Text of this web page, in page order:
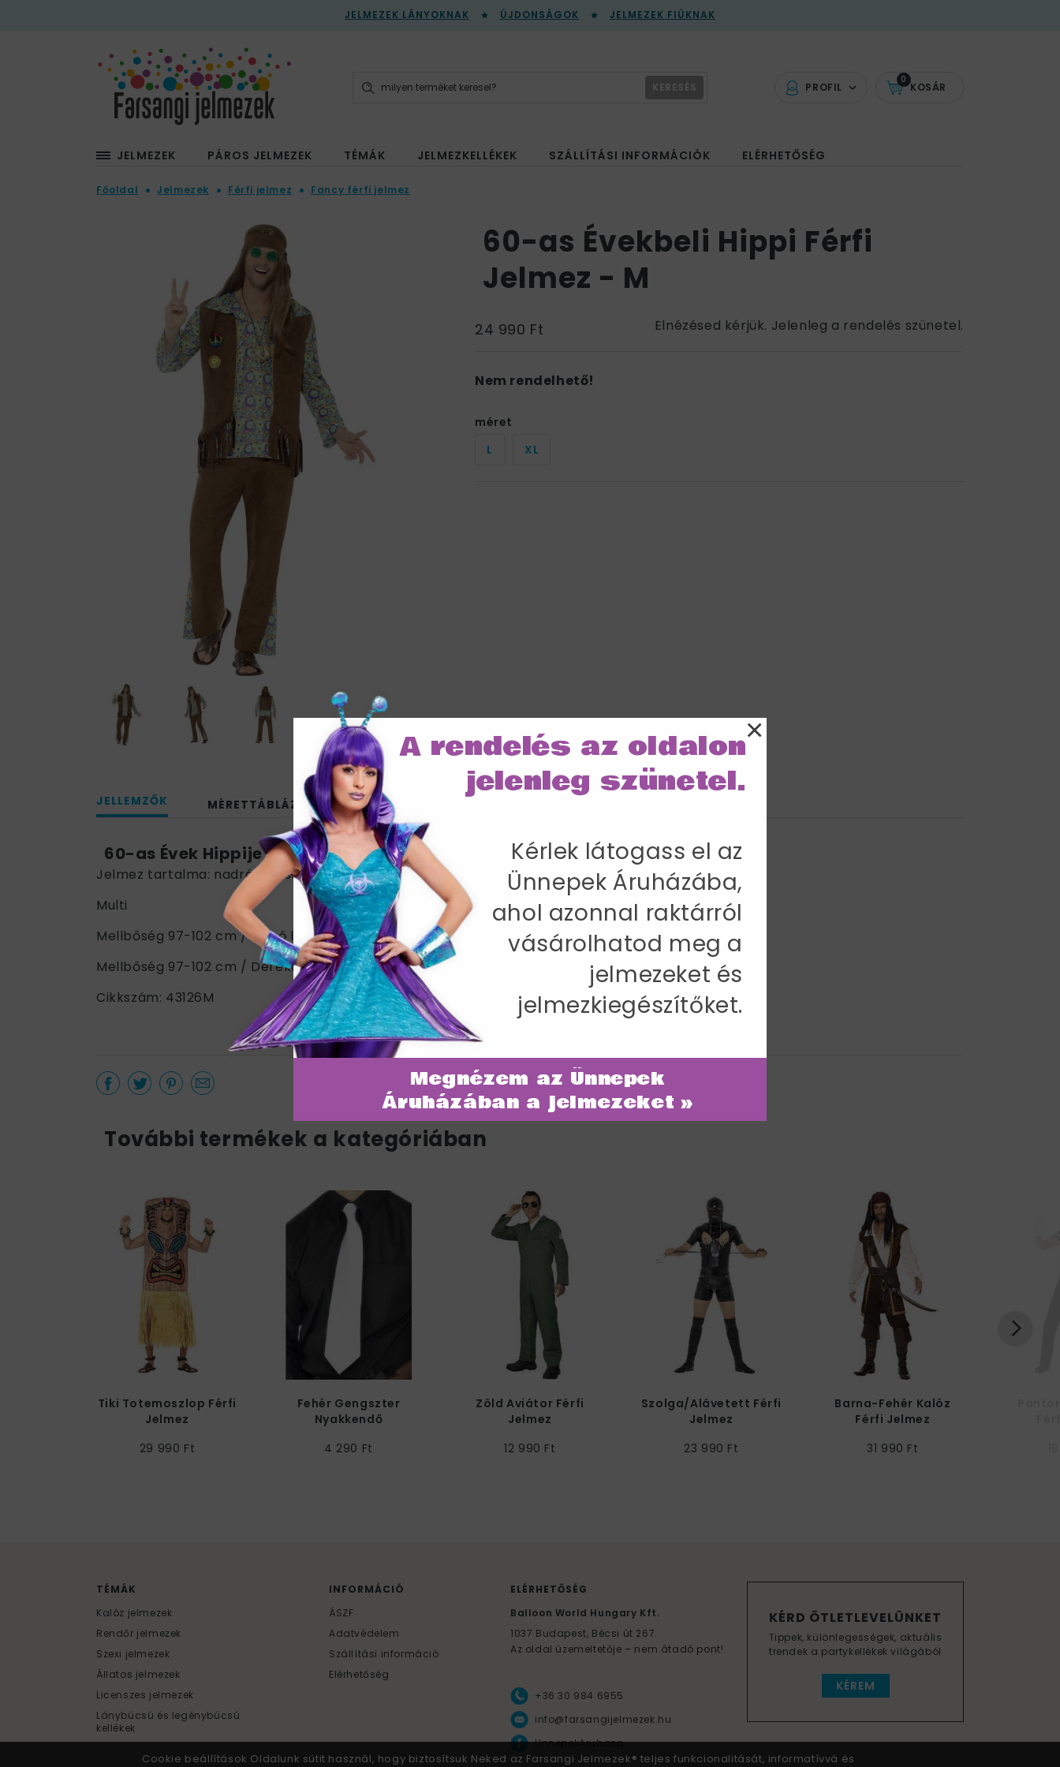
JELMEZEK LÁNYOKNAK ÚJDONSÁGOK JELMEZEK FIÚKNAK
PROFIL KOSÁR
0
KERESÉS
JELMEZEK PÁROS JELMEZEK TÉMÁK JELMEZKELLÉKEK SZÁLLÍTÁSI INFORMÁCIÓK ELÉRHETŐSÉG
Főoldal Jelmezek Férfi jelmez Fancy férfi jelmez
60-as Évekbeli Hippi Férfi
Jelmez - M
24 990 Ft Elnézésed kérjük. Jelenleg a rendelés szünetel.
Nem rendelhető!
méret
L
XL
JELLEMZŐK MÉRETTÁBLÁZAT SZÁLLÍTÁS
60-as Évek Hippije Férfi Jelmez - M
Jelmez tartalma: nadrág, hosszú ujjú felső, mellény, nyaklánc és hajpánt.
Multi
Mellbőség 97-102 cm / Belső lábhossz 83 cm
Mellbőség 97-102 cm / Derékbőség 81-86 cm / Belső lábhossz 83 cm
Cikkszám: 43126M
További termékek a kategóriában
Tiki Totemoszlop Férfi
Jelmez
29 990 Ft
Fehér Gengszter
Nyakkendő
4 290 Ft
Zöld Aviátor Férfi
Jelmez
12 990 Ft
Szolga/Alávetett Férfi
Jelmez
23 990 Ft
Barna-Fehér Kalóz
Férfi Jelmez
31 990 Ft
KÉRD ÖTLETLEVELÜNKET
Tippek, különlegességek, aktuális
trendek a partykellékek világából
KÉREM
TÉMÁK
Kalóz jelmezek
Rendőr jelmezek
Szexi jelmezek
Állatos jelmezek
Licenszes jelmezek
Lánybúcsú és legénybúcsú
kellékek
INFORMÁCIÓ
ÁSZF
Adatvédelem
Szállítási információ
Elérhetőség
ELÉRHETŐSÉG
Balloon World Hungary Kft.
1037 Budapest, Bécsi út 267.
Az oldal üzemeltetője – nem átadó pont!
+36 30 984 6955
info@farsangijelmezek.hu
UnnepekAruhaza
Cookie beállítások Oldalunk sütit használ, hogy biztosítsuk Neked az Farsangi Jelmezek® teljes funkcionalitását, informatívvá és
Megnézem az Ünnepek
Áruházában a jelmezeket »
Kérlek látogass el az
Ünnepek Áruházába,
ahol azonnal raktárról
vásárolhatod meg a
jelmezeket és
jelmezkiegészítőket.
A rendelés az oldalon
jelenleg szünetel.
×